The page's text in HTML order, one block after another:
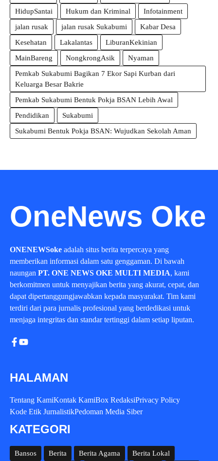
HidupSantai
Hukum dan Kriminal
Infotainment
jalan rusak
jalan rusak Sukabumi
Kabar Desa
Kesehatan
Lakalantas
LiburanKekinian
MainBareng
NongkrongAsik
Nyaman
Pemkab Sukabumi Bagikan 7 Ekor Sapi Kurban dari
Keluarga Besar Bakrie
Pemkab Sukabumi Bentuk Pokja BSAN Lebih Awal
Pendidikan
Sukabumi
Sukabumi Bentuk Pokja BSAN: Wujudkan Sekolah Aman
OneNews Oke
ONENEWSoke adalah situs berita terpercaya yang
memberikan informasi dalam satu genggaman. Di bawah
naungan PT. ONE NEWS OKE MULTI MEDIA, kami
berkomitmen untuk menyajikan berita yang akurat, cepat, dan
dapat dipertanggungjawabkan kepada masyarakat. Tim kami
terdiri dari para jurnalis profesional yang berdedikasi untuk
menjaga integritas dan standar tertinggi dalam setiap liputan.
HALAMAN
Tentang KamiKontak KamiBox RedaksiPrivacy Policy
Kode Etik JurnalistikPedoman Media Siber
KATEGORI
Bansos Berita Berita Agama Berita Lokal